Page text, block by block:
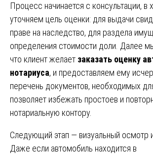
Процесс начинается с консультации,
уточняем цель оценки: для выдачи
праве на наследство, для раздела
определения стоимости доли. Далее
что клиент желает заказать оценку
нотариуса, и предоставляем ему
перечень документов, необходимых
позволяет избежать простоев и
нотариальную контору.
Следующий этап — визуальный осмотр
Даже если автомобиль находится в